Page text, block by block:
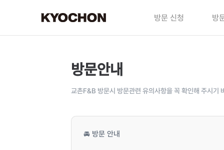
방문 신청 방
방문안내
교촌F&B 방문시 방문관련 유의사항을 꼭 확인해 주시기